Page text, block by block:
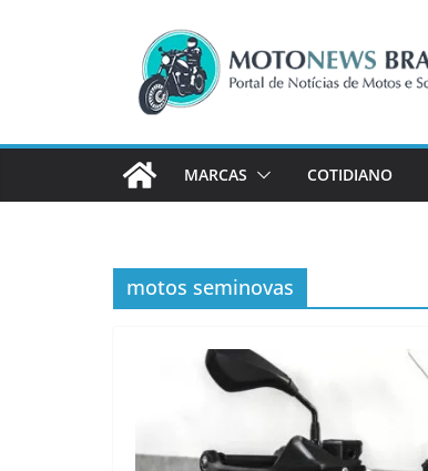
MARCAS COTIDIANO
motos seminovas